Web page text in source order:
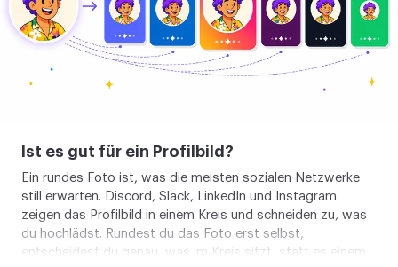
zuschneiden
Ist es gut für ein Profilbild?
Ein rundes Foto ist, was die meisten sozialen Netzwerke
still erwarten. Discord, Slack, LinkedIn und Instagram
zeigen das Profilbild in einem Kreis und schneiden zu, was
du hochlädst. Rundest du das Foto erst selbst,
entscheidest du genau, was im Kreis sitzt, statt es einem